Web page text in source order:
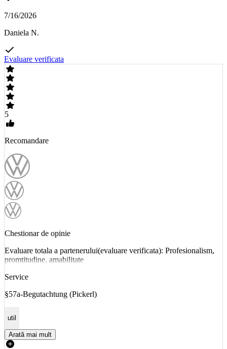
7/16/2026
Daniela N.
Evaluare verificata
5
Recomandare
Chestionar de opinie
Evaluare totala a partenerului(evaluare verificata): Profesionalism,
promtitudine, amabilitate
Service
§57a-Begutachtung (Pickerl)
util
Arată mai mult